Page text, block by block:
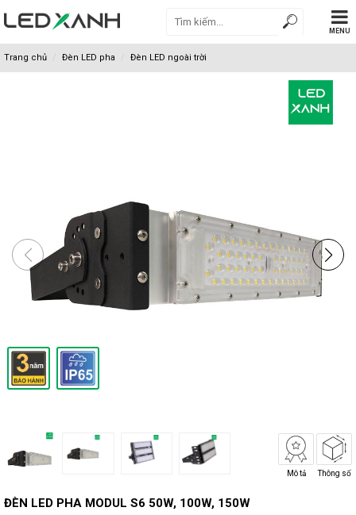
MENU
Trang chủ Đèn LED pha Đèn LED ngoài trời
Mô tả Thông số
ĐÈN LED PHA MODUL S6 50W, 100W, 150W